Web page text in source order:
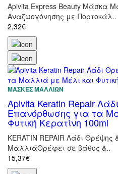
Apivita Express Beauty Μάσκα
Αναζωογόνησης με Πορτοκάλ..
2,32€
ΜΆΣΚΕΣ ΜΑΛΛΙΏΝ
Apivita Keratin Repair
Επανόρθωσης για τα
Φυτική Κερατίνη 100ml
KERATIN REPAIR Λάδι
ΜαλλιάΘρέφει σε βάθος &..
15,37€